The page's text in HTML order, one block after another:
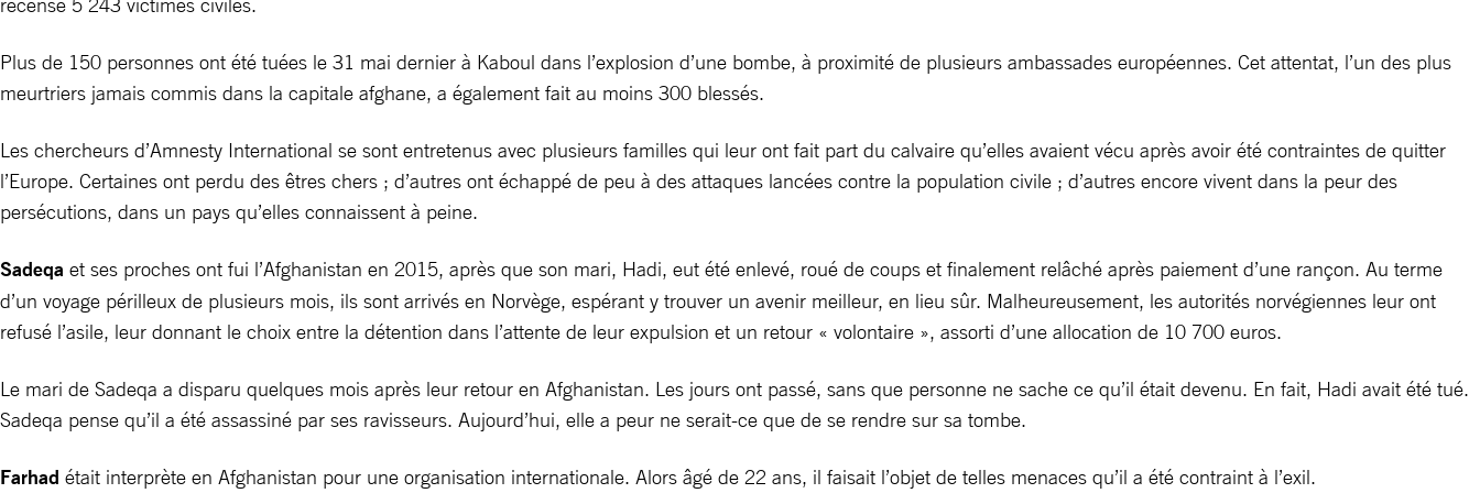
Plus de 150 personnes ont été tuées le 31 mai dernier à Kaboul dans l’explosion d’une bombe, à proximité de plusieurs ambassades européennes. Cet attentat, l’un des plus
meurtriers jamais commis dans la capitale afghane, a également fait au moins 300 blessés.
Les chercheurs d’Amnesty International se sont entretenus avec plusieurs familles qui leur ont fait part du calvaire qu’elles avaient vécu après avoir été contraintes de quitter
l’Europe. Certaines ont perdu des êtres chers ; d’autres ont échappé de peu à des attaques lancées contre la population civile ; d’autres encore vivent dans la peur des
persécutions, dans un pays qu’elles connaissent à peine.
Sadeqa et ses proches ont fui l’Afghanistan en 2015, après que son mari, Hadi, eut été enlevé, roué de coups et finalement relâché après paiement d’une rançon. Au terme
d’un voyage périlleux de plusieurs mois, ils sont arrivés en Norvège, espérant y trouver un avenir meilleur, en lieu sûr. Malheureusement, les autorités norvégiennes leur ont
refusé l’asile, leur donnant le choix entre la détention dans l’attente de leur expulsion et un retour « volontaire », assorti d’une allocation de 10 700 euros.
Le mari de Sadeqa a disparu quelques mois après leur retour en Afghanistan. Les jours ont passé, sans que personne ne sache ce qu’il était devenu. En fait, Hadi avait été tué.
Sadeqa pense qu’il a été assassiné par ses ravisseurs. Aujourd’hui, elle a peur ne serait-ce que de se rendre sur sa tombe.
Farhad était interprète en Afghanistan pour une organisation internationale. Alors âgé de 22 ans, il faisait l’objet de telles menaces qu’il a été contraint à l’exil.